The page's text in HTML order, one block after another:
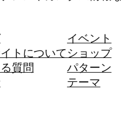
トについて
質問
イベント
ショップ
パターン
テーマ